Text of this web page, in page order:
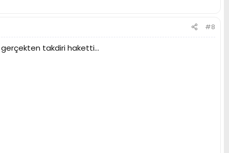
#8
takdiri haketti...